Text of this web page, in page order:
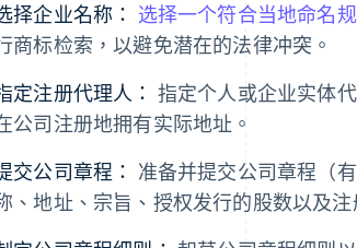
择企业名称： 选择一个符合当地命名
商标检索，以避免潜在的法律冲突。
定注册代理人： 指定个人或企业实体
公司注册地拥有实际地址。
交公司章程： 准备并提交公司章程（
、地址、宗旨、授权发行的股数以及